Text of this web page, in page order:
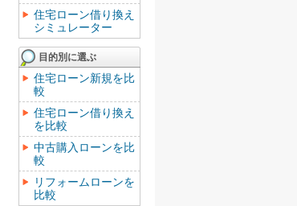
住宅ローン借り換え
シミュレーター
目的別に選ぶ
住宅ローン新規を比
較
住宅ローン借り換え
を比較
中古購入ローンを比
較
リフォームローンを
比較